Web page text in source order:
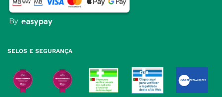
Política de Cookies
Política de Devoluções
Farmácias perto de si
SELOS E SEGURANÇA